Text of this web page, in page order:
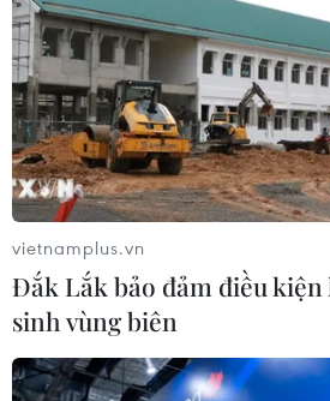
vietnamplus.vn
Đắk Lắk bảo đảm điều kiện
sinh vùng biên